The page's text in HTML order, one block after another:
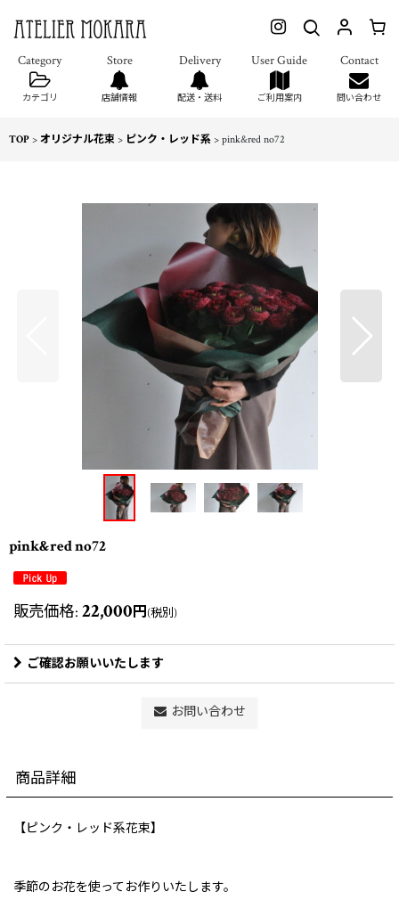
カテゴリ 店舗情報 配送・送料 ご利用案内 問い合わせ
TOP > オリジナル花束 > ピンク・レッド系 > pink&red no72
pink&red no72
販売価格: 22,000円(税別)
ご確認お願いいたします
お問い合わせ
商品詳細
【ピンク・レッド系花束】
季節のお花を使ってお作りいたします。